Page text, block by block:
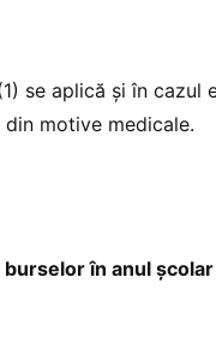
se aplică și în cazul
motive medicale.
în anul